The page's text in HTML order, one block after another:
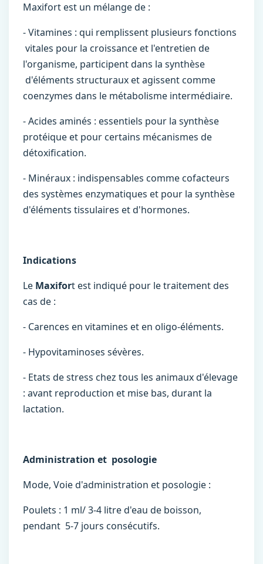
Maxifort est un mélange de :
- Vitamines : qui remplissent plusieurs fonctions
vitales pour la croissance et l'entretien de
l'organisme, participent dans la synthèse
d'éléments structuraux et agissent comme
coenzymes dans le métabolisme intermédiaire.
- Acides aminés : essentiels pour la synthèse
protéique et pour certains mécanismes de
détoxification.
- Minéraux : indispensables comme cofacteurs
des systèmes enzymatiques et pour la synthèse
d'éléments tissulaires et d'hormones.
Indications
Le Maxifort est indiqué pour le traitement des
cas de :
- Carences en vitamines et en oligo-éléments.
- Hypovitaminoses sévères.
- Etats de stress chez tous les animaux d'élevage
: avant reproduction et mise bas, durant la
lactation.
Administration et posologie
Mode, Voie d'administration et posologie :
Poulets : 1 ml/ 3-4 litre d'eau de boisson,
pendant 5-7 jours consécutifs.